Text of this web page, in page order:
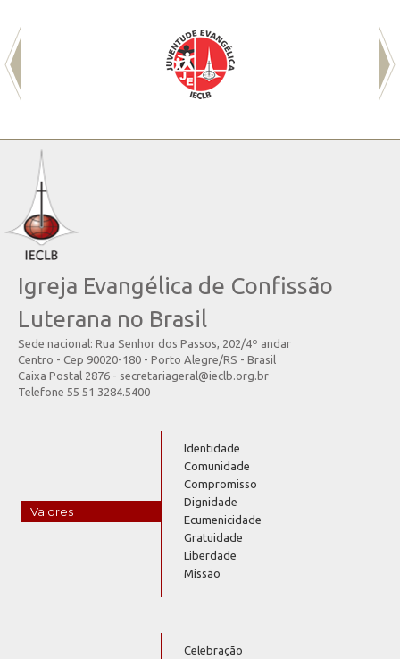
Igreja Evangélica de Confissão
Luterana no Brasil
Sede nacional: Rua Senhor dos Passos, 202/4º andar
Centro - Cep 90020-180 - Porto Alegre/RS - Brasil
Caixa Postal 2876 - secretariageral@ieclb.org.br
Telefone 55 51 3284.5400
Valores
Identidade
Comunidade
Compromisso
Dignidade
Ecumenicidade
Gratuidade
Liberdade
Missão
Celebração